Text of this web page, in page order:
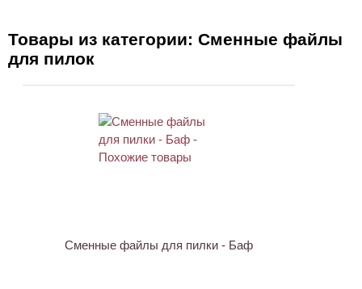
Товары из категории: Сменные файлы
для пилок
Сменные файлы для пилки - Баф